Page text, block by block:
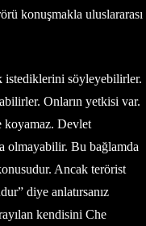
konuşmakla uluslararası
söyleyebilirler.
Onların yetkisi var.
koyamaz. Devlet
olmayabilir. Bu bağlamda
Ancak terörist
diye anlatırsanız
kendisini Che